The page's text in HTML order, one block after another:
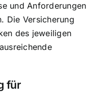
und Anforderungen
Die Versicherung
des jeweiligen
für